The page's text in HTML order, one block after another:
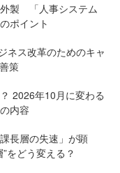
製 「人事システム
ポイント
ス改革のためのキャ
策
2026年10月に変わる
内容
長層の失速」が顕
をどう変える？